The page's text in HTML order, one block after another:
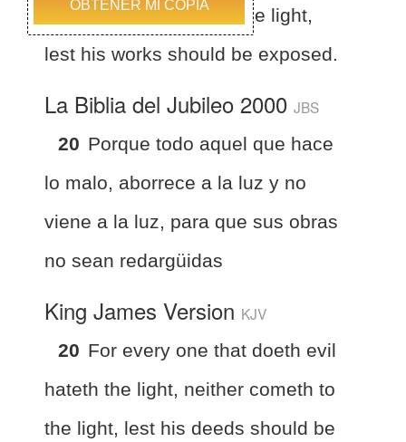
and does not come to the light,
lest his works should be exposed.
La Biblia del Jubileo 2000 JBS
20 Porque todo aquel que hace
lo malo, aborrece a la luz y no
viene a la luz, para que sus obras
no sean redargüidas
King James Version KJV
20 For every one that doeth evil
hateth the light, neither cometh to
the light, lest his deeds should be